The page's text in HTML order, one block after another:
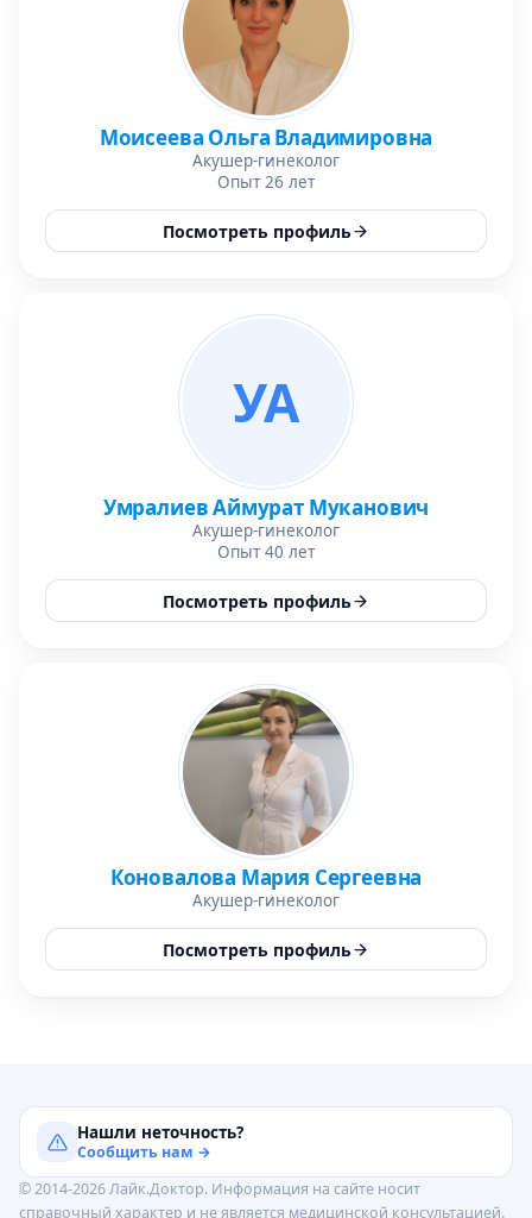
Моисеева Ольга Владимировна
Акушер-гинеколог
Опыт 26 лет
Посмотреть профиль
УА
Умралиев Аймурат Муканович
Акушер-гинеколог
Опыт 40 лет
Посмотреть профиль
Коновалова Мария Сергеевна
Акушер-гинеколог
Посмотреть профиль
Нашли неточность?
Сообщить нам →
© 2014-2026 Лайк.Доктор. Информация на сайте носит
справочный характер и не является медицинской консультацией.